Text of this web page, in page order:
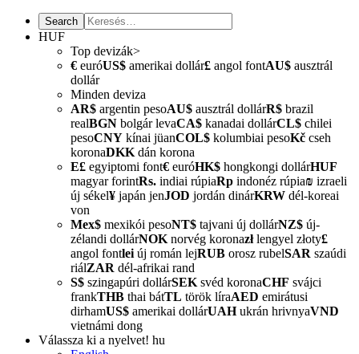
HUF
Top devizák>
€ euróUS$ amerikai dollár£ angol fontAU$ ausztrál
dollár
Minden deviza
AR$ argentin pesoAU$ ausztrál dollárR$ brazil
realBGN bolgár levaCA$ kanadai dollárCL$ chilei
pesoCNY kínai jüanCOL$ kolumbiai pesoKč cseh
koronaDKK dán korona
E£ egyiptomi font€ euróHK$ hongkongi dollárHUF
magyar forintRs. indiai rúpiaRp indonéz rúpia₪ izraeli
új sékel¥ japán jenJOD jordán dinárKRW dél-koreai
von
Mex$ mexikói pesoNT$ tajvani új dollárNZ$ új-
zélandi dollárNOK norvég koronazłlengyel złoty£
angol fontlei új román lejRUB orosz rubelSAR szaúdi
riálZAR dél-afrikai rand
S$ szingapúri dollárSEK svéd koronaCHF svájci
frankTHB thai bátTL török líraAED emirátusi
dirhamUS$ amerikai dollárUAHukrán hrivnyaVND
vietnámi dong
Válassza ki a nyelvet! hu